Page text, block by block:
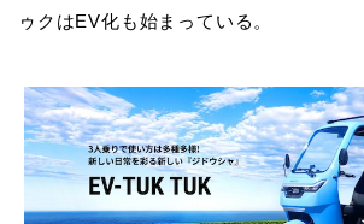
ゥクはEV化も始まっている。